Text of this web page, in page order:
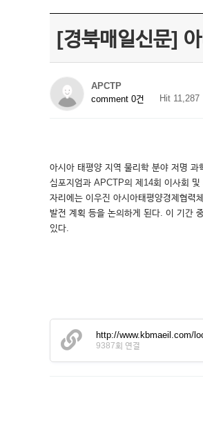
[경북매일신문]
APCTP
comment 0건
Hit 11,287
아시아 태평양 지역 물리학 분야 저명
심포지엄과 APCTP의 제14회 이사회
자리에는 이우진 아시아태평양경제협
발전 계획 등을 논의하게 된다. 이 기간
있다.
http://www.kbmaeil.com/
9387회 연결